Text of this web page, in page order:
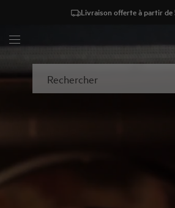
Livraison offerte à partir de
Rechercher
AEG - Hero Block